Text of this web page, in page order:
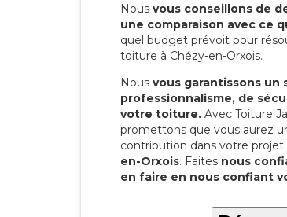
Nous vous conseillons de
une comparaison avec ce
quel budget prévoit pour
toiture à Chézy-en-Orxois.
Nous vous garantissons un
professionnalisme, de
votre toiture. Avec Toiture
promettons que vous aurez
contribution dans votre projet
en-Orxois. Faites nous
en faire en nous confiant